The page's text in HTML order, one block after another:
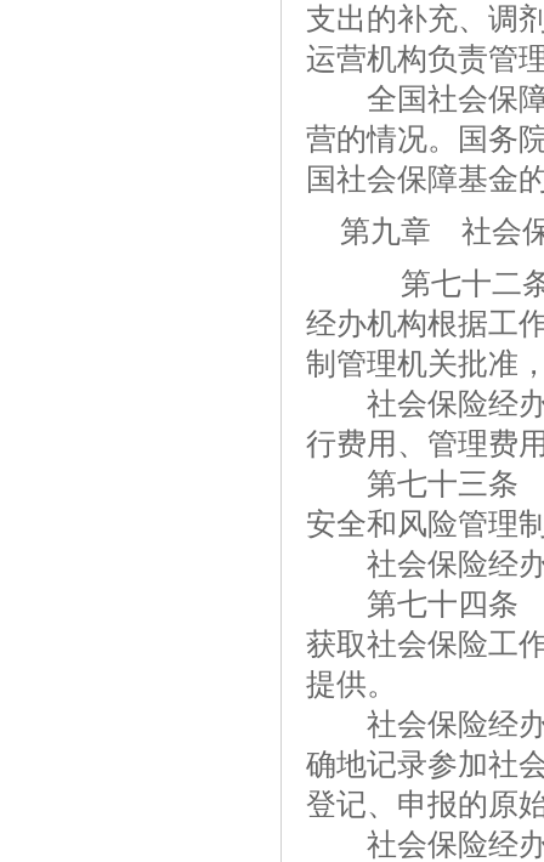
支出的补充、调
运营机构负责管
全国社会保障
营的情况。国务
国社会保障基金
第九章 社会
第七十二条
经办机构根据工
制管理机关批准
社会保险经办
行费用、管理费
第七十三条 社
安全和风险管理
社会保险经办
第七十四条 社
获取社会保险工
提供。
社会保险经办
确地记录参加社
登记、申报的原
社会保险经办